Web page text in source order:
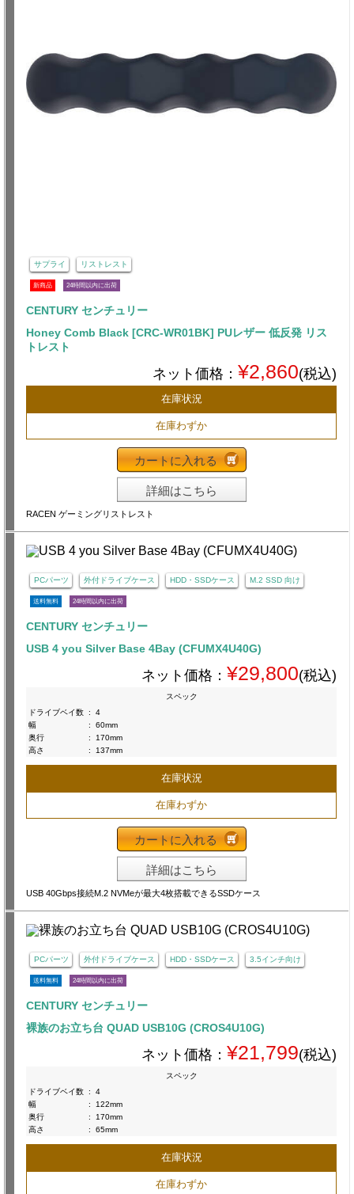
サプライ リストレスト
新商品 24時間以内に出荷
CENTURY センチュリー
Honey Comb Black [CRC-WR01BK] PUレザー 低反発 リス
トレスト
ネット価格： ¥2,860(税込)
在庫状況
在庫わずか
カートに入れる
詳細はこちら
RACEN ゲーミングリストレスト
PCパーツ 外付ドライブケース HDD・SSDケース M.2 SSD 向け
送料無料 24時間以内に出荷
CENTURY センチュリー
USB 4 you Silver Base 4Bay (CFUMX4U40G)
ネット価格： ¥29,800(税込)
スペック
ドライブベイ数 :
4
幅
:
60mm
奥行
:
170mm
高さ
: 137mm
在庫状況
在庫わずか
カートに入れる
詳細はこちら
USB 40Gbps接続M.2 NVMeが最大4枚搭載できるSSDケース
PCパーツ 外付ドライブケース HDD・SSDケース 3.5インチ向け
送料無料 24時間以内に出荷
CENTURY センチュリー
裸族のお立ち台 QUAD USB10G (CROS4U10G)
ネット価格： ¥21,799(税込)
スペック
ドライブベイ数 :
4
幅
:
122mm
奥行
:
170mm
高さ
: 65mm
在庫状況
在庫わずか